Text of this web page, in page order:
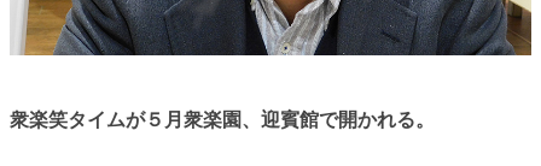
衆楽笑タイムが５月衆楽園、迎賓館で開かれる。